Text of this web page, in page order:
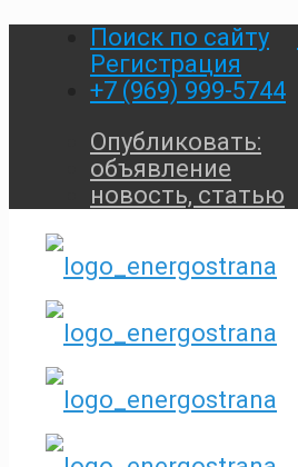
Поиск по сайту
Регистрация
+7 (969) 999-5744
Опубликовать:
объявление
новость, статью